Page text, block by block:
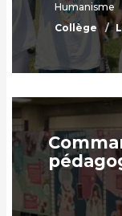
Humanisme
Collège